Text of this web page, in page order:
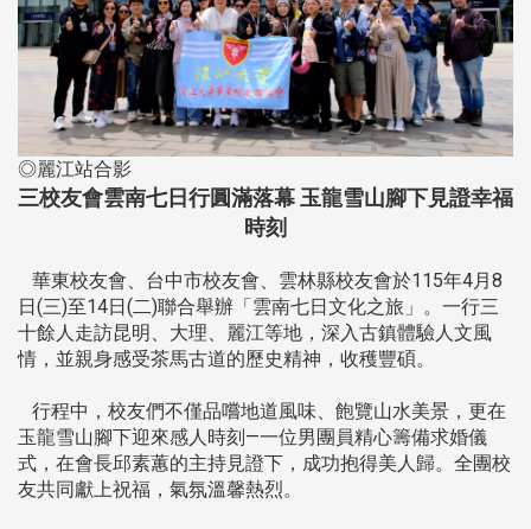
◎麗江站合影
三校友會雲南七日行圓滿落幕 玉龍雪山腳下見證幸福
時刻
華東校友會、台中市校友會、雲林縣校友會於115年4月8
日(三)至14日(二)聯合舉辦「雲南七日文化之旅」。一行三
十餘人走訪昆明、大理、麗江等地，深入古鎮體驗人文風
情，並親身感受茶馬古道的歷史精神，收穫豐碩。
行程中，校友們不僅品嚐地道風味、飽覽山水美景，更在
玉龍雪山腳下迎來感人時刻—一位男團員精心籌備求婚儀
式，在會長邱素蕙的主持見證下，成功抱得美人歸。全團校
友共同獻上祝福，氣氛溫馨熱烈。